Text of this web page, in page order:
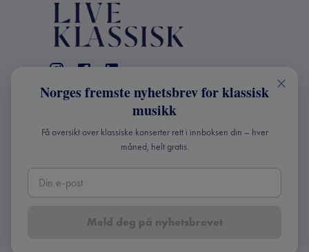
KONTAKT
Live Klassisk: +47 98670803
info@liveklassisk.no
Live Klassisk
Org nr: 932392364
Copyright ©2026Live Klassisk •Personvern og
Norges fremste nyhetsbrev for klassisk
musikk
Få oversikt over klassiske konserter rett i innboksen din – hver
måned, helt gratis.
Meld deg på nyhetsbrevet